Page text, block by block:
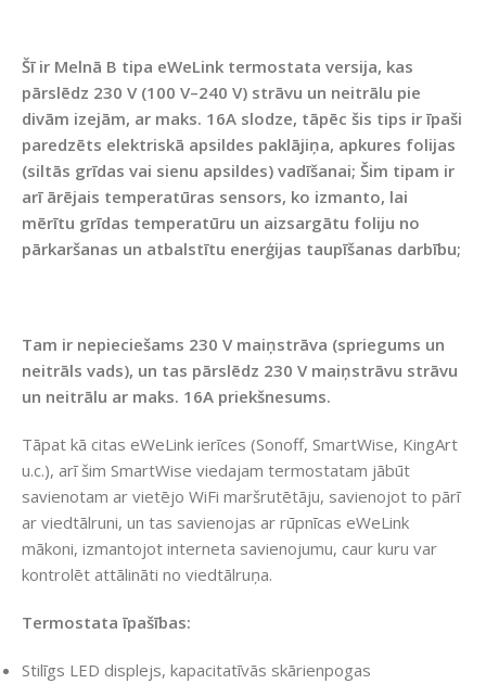
Šī ir Melnā B tipa eWeLink termostata versija, kas
pārslēdz 230 V (100 V–240 V) strāvu un neitrālu pie
divām izejām, ar maks. 16A slodze, tāpēc šis tips ir īpaši
paredzēts elektriskā apsildes paklājiņa, apkures folijas
(siltās grīdas vai sienu apsildes) vadīšanai; Šim tipam ir
arī ārējais temperatūras sensors, ko izmanto, lai
mērītu grīdas temperatūru un aizsargātu foliju no
pārkaršanas un atbalstītu enerģijas taupīšanas darbību;
Tam ir nepieciešams 230 V maiņstrāva (spriegums un
neitrāls vads), un tas pārslēdz 230 V maiņstrāvu strāvu
un neitrālu ar maks. 16A priekšnesums.
Tāpat kā citas eWeLink ierīces (Sonoff, SmartWise, KingArt
u.c.), arī šim SmartWise viedajam termostatam jābūt
savienotam ar vietējo WiFi maršrutētāju, savienojot to pārī
ar viedtālruni, un tas savienojas ar rūpnīcas eWeLink
mākoni, izmantojot interneta savienojumu, caur kuru var
kontrolēt attālināti no viedtālruņa.
Termostata īpašības:
Stilīgs LED displejs, kapacitatīvās skārienpogas